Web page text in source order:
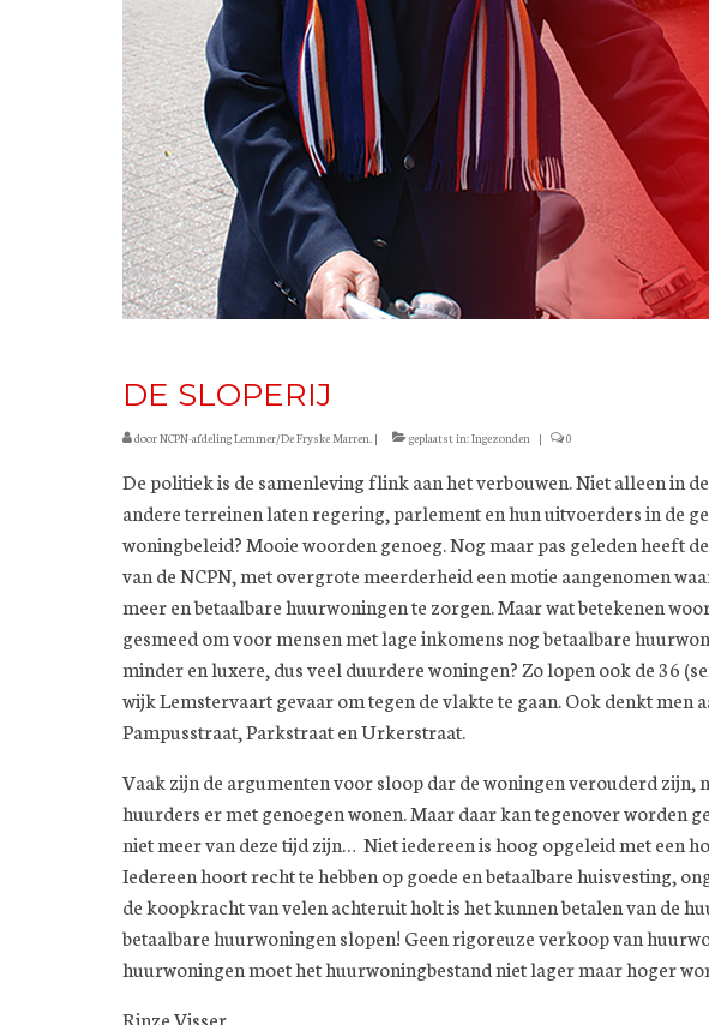
DE SLOPERIJ
doorNCPN-afdeling Lemmer/De Fryske Marren. | geplaatst in:Ingezonden | 0
De politiek is de samenleving flink aan het verbouwen. Niet alleen in
andere terreinen laten regering, parlement en hun uitvoerders in de
woningbeleid? Mooie woorden genoeg. Nog maar pas geleden heeft
van de NCPN, met overgrote meerderheid een motie aangenomen
meer en betaalbare huurwoningen te zorgen. Maar wat betekenen
gesmeed om voor mensen met lage inkomens nog betaalbare
minder en luxere, dus veel duurdere woningen? Zo lopen ook de 36
wijk Lemstervaart gevaar om tegen de vlakte te gaan. Ook denkt men
Pampusstraat, Parkstraat en Urkerstraat.
Vaak zijn de argumenten voor sloop dar de woningen verouderd zijn,
huurders er met genoegen wonen. Maar daar kan tegenover worden
niet meer van deze tijd zijn… Niet iedereen is hoog opgeleid met een
Iedereen hoort recht te hebben op goede en betaalbare huisvesting,
de koopkracht van velen achteruit holt is het kunnen betalen van de
betaalbare huurwoningen slopen! Geen rigoreuze verkoop van
huurwoningen moet het huurwoningbestand niet lager maar hoger
Rinze Visser,